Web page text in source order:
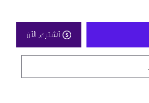
أشتري الأن